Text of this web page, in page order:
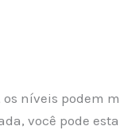
níveis podem
você pode